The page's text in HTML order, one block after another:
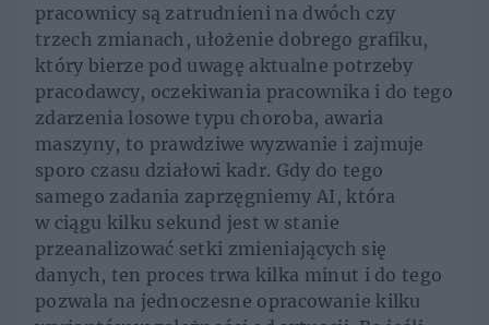
pracownicy są zatrudnieni na dwóch czy
trzech zmianach, ułożenie dobrego grafiku,
który bierze pod uwagę aktualne potrzeby
pracodawcy, oczekiwania pracownika i do tego
zdarzenia losowe typu choroba, awaria
maszyny, to prawdziwe wyzwanie i zajmuje
sporo czasu działowi kadr. Gdy do tego
samego zadania zaprzęgniemy AI, która
w ciągu kilku sekund jest w stanie
przeanalizować setki zmieniających się
danych, ten proces trwa kilka minut i do tego
pozwala na jednoczesne opracowanie kilku